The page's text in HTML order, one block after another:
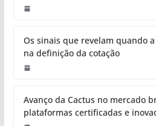
Os sinais que revelam quando
na definição da cotação
Avanço da Cactus no mercado
plataformas certificadas e